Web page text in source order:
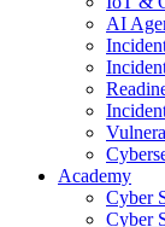
AI
Academy
Cyber
Cyber